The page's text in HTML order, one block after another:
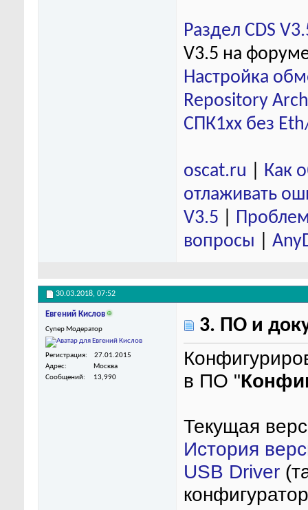
Раздел CDS
V3.5 на
Настройка
Repository
СПК1хх без
oscat.ru
Как
отлаживать
V3.5
вопросы
30.03.2018, 07:52
Евгений Кислов
Супер Модератор
Регистрация
27.01.2015
Адрес
Москва
Сообщений
13,990
3. ПО и
в ПО "
Текущая
История
USB Driver